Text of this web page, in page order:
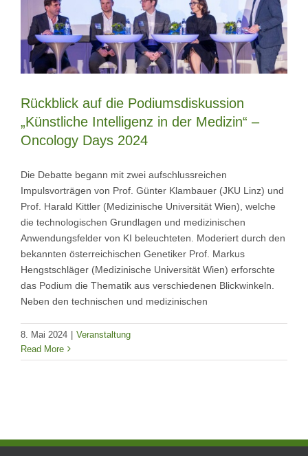
Rückblick auf die Podiumsdiskussion
„Künstliche Intelligenz in der Medizin“ –
Oncology Days 2024
Die Debatte begann mit zwei aufschlussreichen
Impulsvorträgen von Prof. Günter Klambauer (JKU Linz) und
Prof. Harald Kittler (Medizinische Universität Wien), welche
die technologischen Grundlagen und medizinischen
Anwendungsfelder von KI beleuchteten. Moderiert durch den
bekannten österreichischen Genetiker Prof. Markus
Hengstschläger (Medizinische Universität Wien) erforschte
das Podium die Thematik aus verschiedenen Blickwinkeln.
Neben den technischen und medizinischen
8. Mai 2024 | Veranstaltung
Read More